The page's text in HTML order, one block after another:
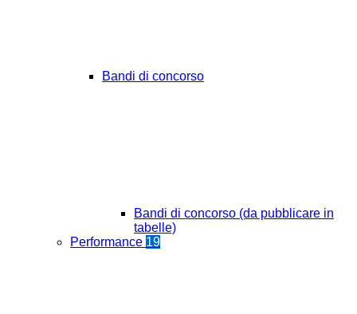
Bandi di concorso
Bandi di concorso (da pubblicare in
tabelle)
Performance 19